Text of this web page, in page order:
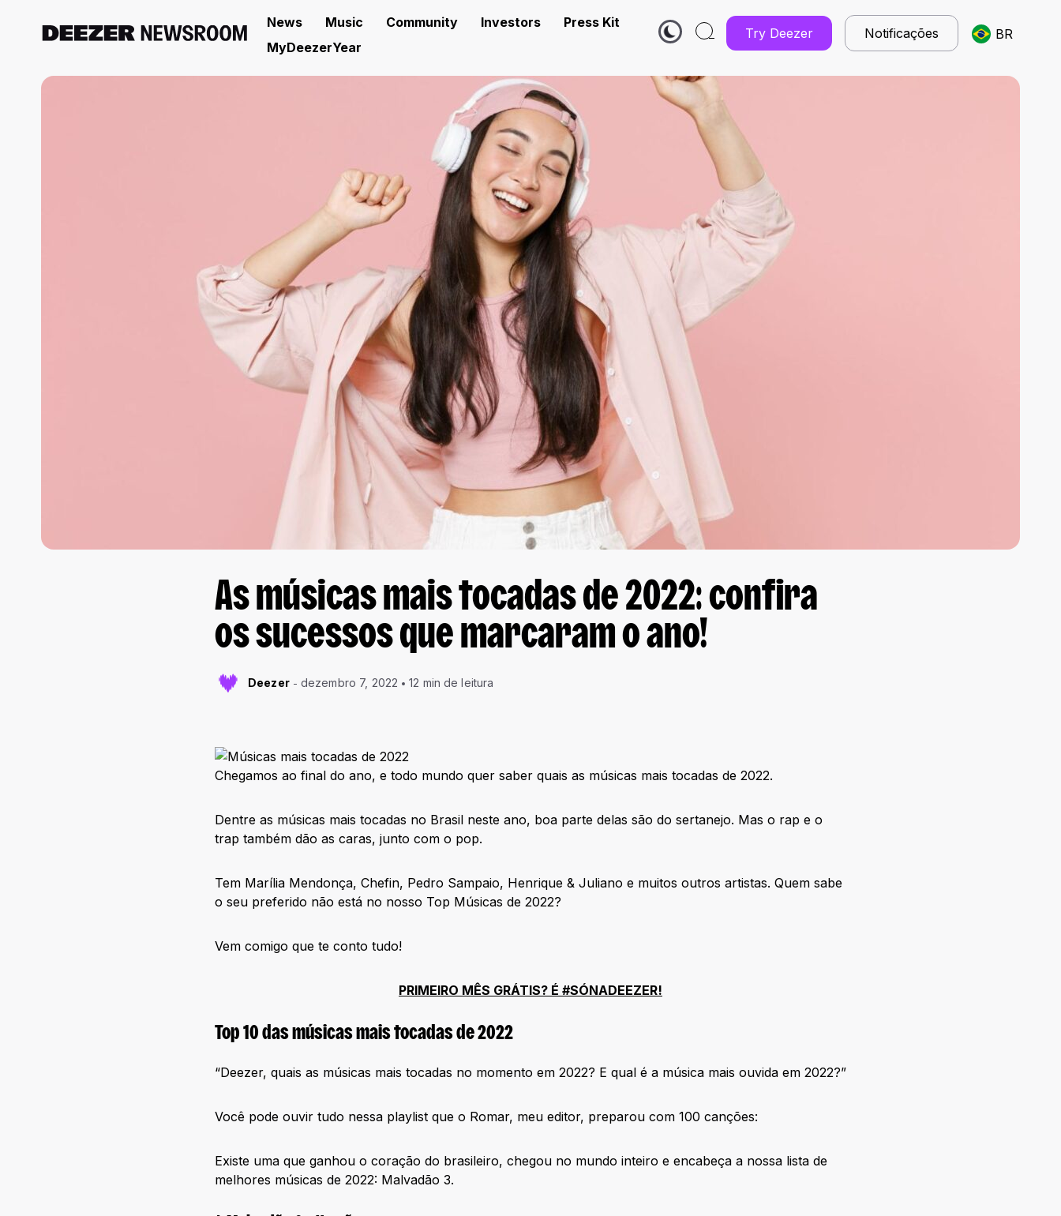
News Music Community Investors
Press Kit
MyDeezerYear
Try Deezer Notificações BR
As músicas mais tocadas de 2022: confira
os sucessos que marcaram o ano!
Deezer dezembro 7, 2022 12 min de leitura
Chegamos ao final do ano, e todo mundo quer saber quais as músicas mais tocadas de 2022.
Dentre as músicas mais tocadas no Brasil neste ano, boa parte delas são do sertanejo. Mas o rap e o
trap também dão as caras, junto com o pop.
Tem Marília Mendonça, Chefin, Pedro Sampaio, Henrique & Juliano e muitos outros artistas. Quem sabe
o seu preferido não está no nosso Top Músicas de 2022?
Vem comigo que te conto tudo!
PRIMEIRO MÊS GRÁTIS? É #SÓNADEEZER!
Top 10 das músicas mais tocadas de 2022
“Deezer, quais as músicas mais tocadas no momento em 2022? E qual é a música mais ouvida em 2022?”
Você pode ouvir tudo nessa playlist que o Romar, meu editor, preparou com 100 canções:
Existe uma que ganhou o coração do brasileiro, chegou no mundo inteiro e encabeça a nossa lista de
melhores músicas de 2022: Malvadão 3.